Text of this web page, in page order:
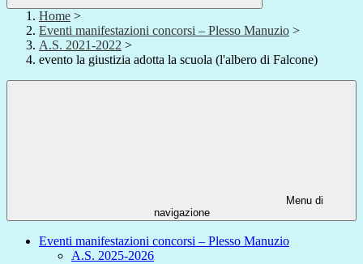
Home >
Eventi manifestazioni concorsi – Plesso Manuzio >
A.S. 2021-2022 >
evento la giustizia adotta la scuola (l'albero di Falcone)
Menu di
navigazione
Eventi manifestazioni concorsi – Plesso Manuzio
A.S. 2025-2026